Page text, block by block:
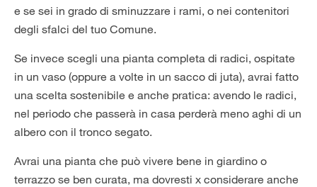
e se sei in grado di sminuzzare i rami, o nei contenitori
degli sfalci del tuo Comune.
Se invece scegli una pianta completa di radici, ospitate
in un vaso (oppure a volte in un sacco di juta), avrai fatto
una scelta sostenibile e anche pratica: avendo le radici,
nel periodo che passerà in casa perderà meno aghi di un
albero con il tronco segato.
Avrai una pianta che può vivere bene in giardino o
terrazzo se ben curata, ma dovresti x considerare anche